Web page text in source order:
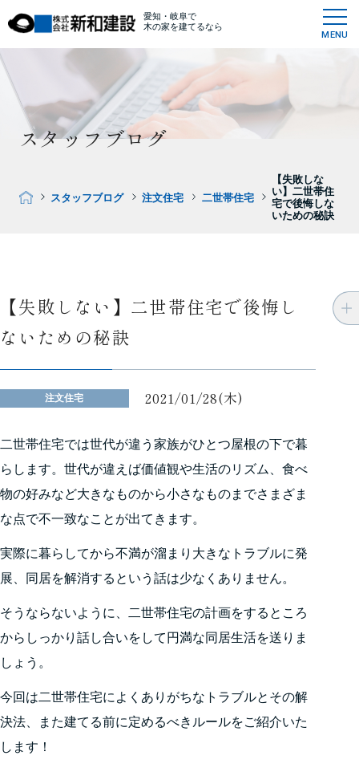
愛知・岐阜で
木の家を建てるなら
MENU
スタッフブログ
スタッフブログ 注文住宅 二世帯住宅
【失敗しな
い】二世帯住
宅で後悔しな
いための秘訣
【失敗しない】二世帯住宅で後悔し
ないための秘訣
注文住宅 2021/01/28(木)
二世帯住宅では世代が違う家族がひとつ屋根の下で暮
らします。世代が違えば価値観や生活のリズム、食べ
物の好みなど大きなものから小さなものまでさまざま
な点で不一致なことが出てきます。
実際に暮らしてから不満が溜まり大きなトラブルに発
展、同居を解消するという話は少なくありません。
そうならないように、二世帯住宅の計画をするところ
からしっかり話し合いをして円満な同居生活を送りま
しょう。
今回は二世帯住宅によくありがちなトラブルとその解
決法、また建てる前に定めるべきルールをご紹介いた
します！